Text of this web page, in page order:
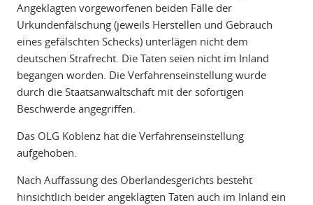
Angeklagten vorgeworfenen beiden Fälle der
Urkundenfälschung (jeweils Herstellen und Gebrauch
eines gefälschten Schecks) unterlägen nicht dem
deutschen Strafrecht. Die Taten seien nicht im Inland
begangen worden. Die Verfahrenseinstellung wurde
durch die Staatsanwaltschaft mit der sofortigen
Beschwerde angegriffen.
Das OLG Koblenz hat die Verfahrenseinstellung
aufgehoben.
Nach Auffassung des Oberlandesgerichts besteht
hinsichtlich beider angeklagten Taten auch im Inland ein